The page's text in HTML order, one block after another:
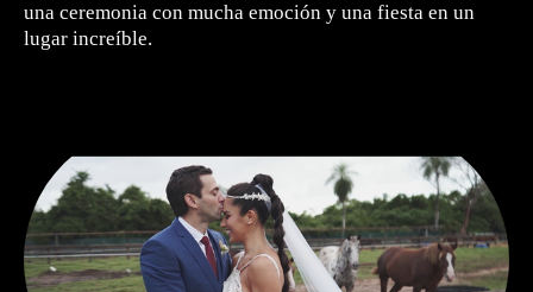
una ceremonia con mucha emoción y una fiesta en un
lugar increíble.